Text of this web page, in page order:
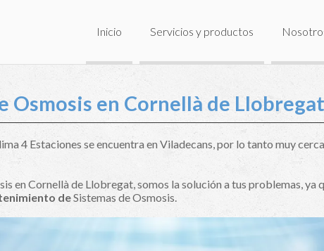
Inicio Servicios y productos
Osmosis en Cornellà de Llobregat
4 Estaciones se encuentra en Viladecans, por lo tanto muy
en Cornellà de Llobregat, somos la solución a tus problemas, ya
deSistemas de Osmosis.